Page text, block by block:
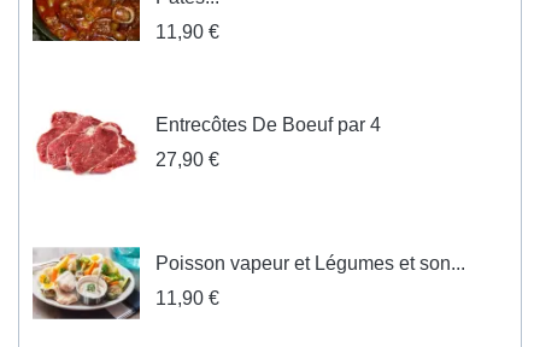
11,90 €
Entrecôtes De Boeuf par 4
27,90 €
Poisson vapeur et Légumes et son...
11,90 €